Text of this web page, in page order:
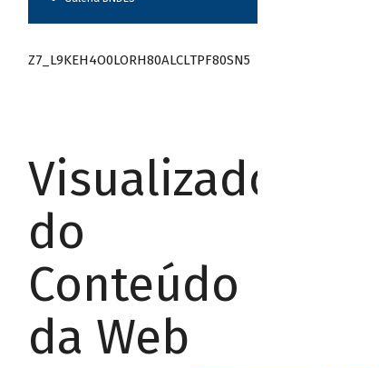
Z7_L9KEH4O0LORH80ALCLTPF80SN5
Visualizador
do
Conteúdo
da Web